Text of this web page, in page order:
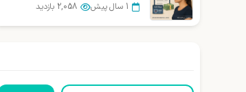
1 سال پیش 2,058 بازدید